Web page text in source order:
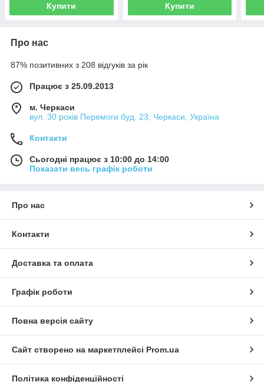
Купити Купити
Про нас
87% позитивних з 208 відгуків за рік
Працює з 25.09.2013
м. Черкаси
вул. 30 років Перемоги буд. 23, Черкаси, Україна
Контакти
Сьогодні працює з 10:00 до 14:00
Показати весь графік роботи
Про нас
Контакти
Доставка та оплата
Графік роботи
Повна версія сайту
Сайт створено на маркетплейсі Prom.ua
Політика конфіденційності